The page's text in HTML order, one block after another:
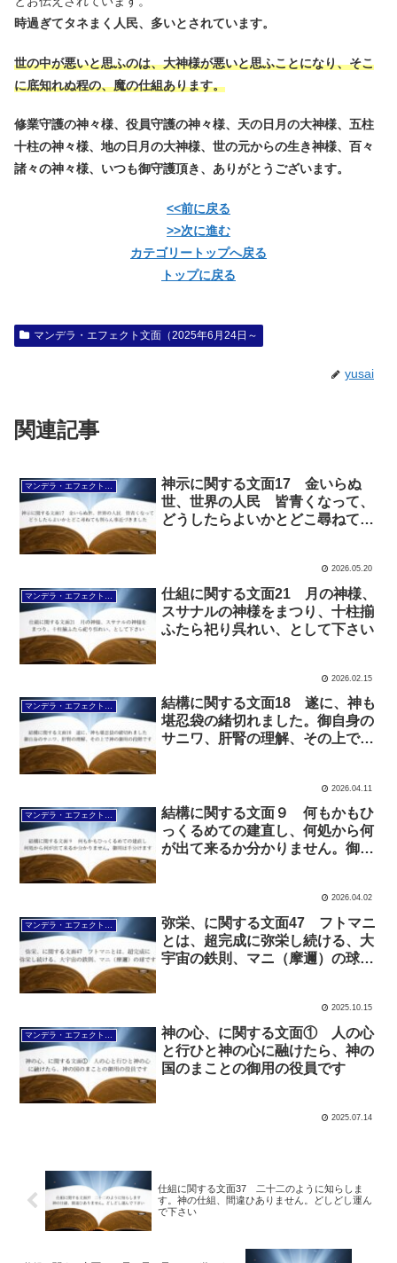
時過ぎてタネまく人民、多いとされています。
世の中が悪いと思ふのは、大神様が悪いと思ふことになり、そこ
に底知れぬ程の、魔の仕組あります。
修業守護の神々様、役員守護の神々様、天の日月の大神様、五柱
十柱の神々様、地の日月の大神様、世の元からの生き神様、百々
諸々の神々様、いつも御守護頂き、ありがとうございます。
<<前に戻る
>>次に進む
カテゴリートップへ戻る
トップに戻る
マンデラ・エフェクト文面（2025年6月24日～
yusai
関連記事
マンデラ・エフェクト文面（2025年6月24日～
神示に関する文面17 金いらぬ
世、世界の人民 皆青くなって、
どうしたらよいかとどこ尋ねても
2026.05.20
仕組に関する文面21 月の神様、
スサナルの神様をまつり、十柱揃
ふたら祀り呉れい、として下さい
2026.02.15
結構に関する文面18 遂に、神も
堪忍袋の緒切れました。御自身の
サニワ、肝腎の理解、その上で神
2026.04.11
マンデラ・エフェクト文面（2025年6月24日～
結構に関する文面９ 何もかもひ
っくるめての建直し、何処から何
が出て来るか分かりません。御用
2026.04.02
弥栄、に関する文面47 フトマニ
とは、超完成に弥栄し続ける、大
宇宙の鉄則、マニ（摩邇）の球で
2025.10.15
神の心、に関する文面① 人の心
と行ひと神の心に融けたら、神の
国のまことの御用の役員です
2025.07.14
仕組に関する文面37 二十二のように知らしま
す。神の仕組、間違ひありません。どしどし運ん
で下さい